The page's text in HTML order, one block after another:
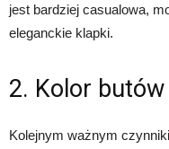
jest bardziej casualowa,
eleganckie klapki.
2. Kolor butów
Kolejnym ważnym